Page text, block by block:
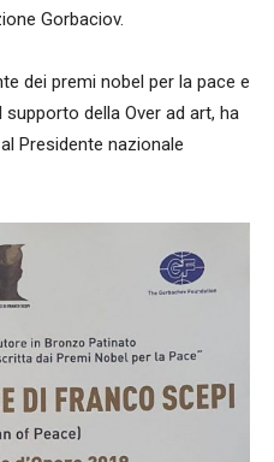
Gorbaciov.
dei premi nobel per la pace e
della Over ad art, ha
Presidente nazionale